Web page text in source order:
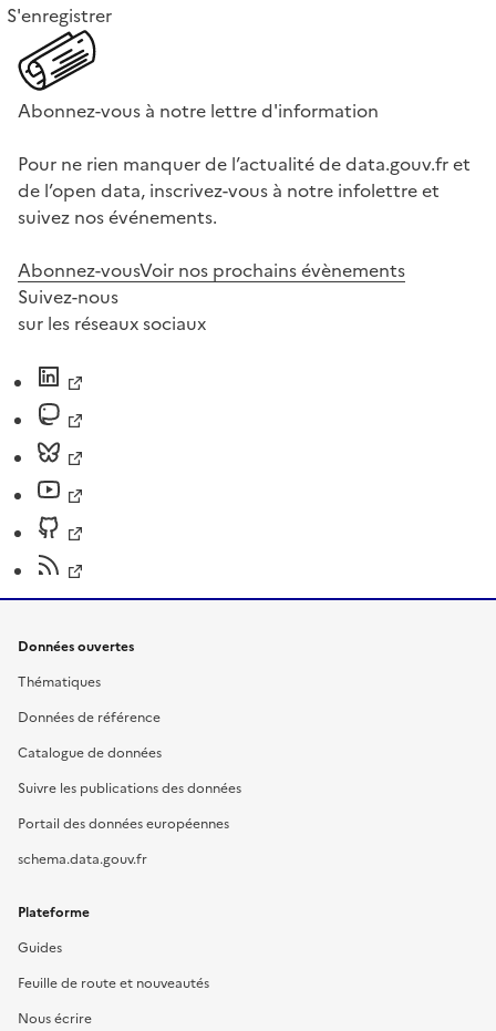
S'enregistrer
Abonnez-vous à notre lettre d'information
Pour ne rien manquer de l’actualité de data.gouv.fr et
de l’open data, inscrivez-vous à notre infolettre et
suivez nos événements.
Abonnez-vousVoir nos prochains évènements
Suivez-nous
sur les réseaux sociaux
Données ouvertes
Thématiques
Données de référence
Catalogue de données
Suivre les publications des données
Portail des données européennes
schema.data.gouv.fr
Plateforme
Guides
Feuille de route et nouveautés
Nous écrire